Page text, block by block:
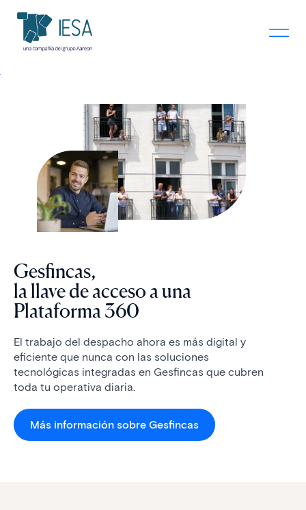
Gesfincas,
la llave de acceso a una
Plataforma 360
El trabajo del despacho ahora es más digital y
eficiente que nunca con las soluciones
tecnológicas integradas en Gesfincas que cubren
toda tu operativa diaria.
Más información sobre Gesfincas